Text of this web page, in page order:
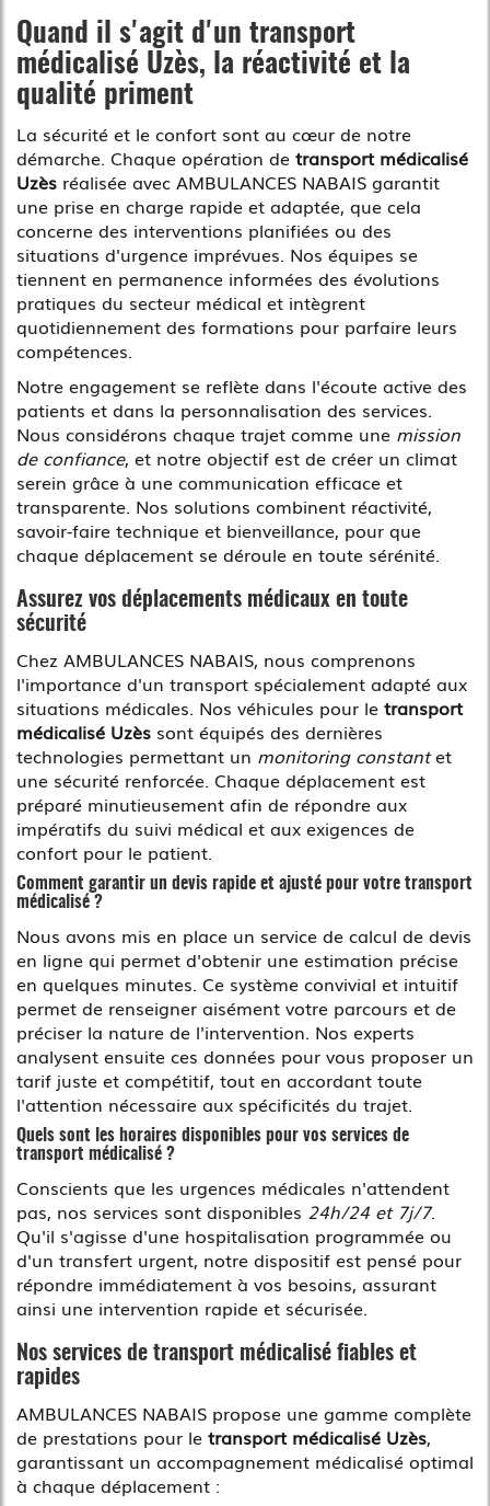
Quand il s'agit d'un transport
médicalisé Uzès, la réactivité et la
qualité priment
La sécurité et le confort sont au cœur de notre
démarche. Chaque opération de transport médicalisé
Uzès réalisée avec AMBULANCES NABAIS garantit
une prise en charge rapide et adaptée, que cela
concerne des interventions planifiées ou des
situations d'urgence imprévues. Nos équipes se
tiennent en permanence informées des évolutions
pratiques du secteur médical et intègrent
quotidiennement des formations pour parfaire leurs
compétences.
Notre engagement se reflète dans l'écoute active des
patients et dans la personnalisation des services.
Nous considérons chaque trajet comme une mission
de confiance, et notre objectif est de créer un climat
serein grâce à une communication efficace et
transparente. Nos solutions combinent réactivité,
savoir-faire technique et bienveillance, pour que
chaque déplacement se déroule en toute sérénité.
Assurez vos déplacements médicaux en toute
sécurité
Chez AMBULANCES NABAIS, nous comprenons
l'importance d'un transport spécialement adapté aux
situations médicales. Nos véhicules pour le transport
médicalisé Uzès sont équipés des dernières
technologies permettant un monitoring constantet
une sécurité renforcée. Chaque déplacement est
préparé minutieusement afin de répondre aux
impératifs du suivi médical et aux exigences de
confort pour le patient.
Comment garantir un devis rapide et ajusté pour votre transport
médicalisé ?
Nous avons mis en place un service de calcul de devis
en ligne qui permet d'obtenir une estimation précise
en quelques minutes. Ce système convivial et intuitif
permet de renseigner aisément votre parcours et de
préciser la nature de l'intervention. Nos experts
analysent ensuite ces données pour vous proposer un
tarif juste et compétitif, tout en accordant toute
l'attention nécessaire aux spécificités du trajet.
Quels sont les horaires disponibles pour vos services de
transport médicalisé ?
Conscients que les urgences médicales n'attendent
pas, nos services sont disponibles 24h/24 et 7j/7.
Qu'il s'agisse d'une hospitalisation programmée ou
d'un transfert urgent, notre dispositif est pensé pour
répondre immédiatement à vos besoins, assurant
ainsi une intervention rapide et sécurisée.
Nos services de transport médicalisé fiables et
rapides
AMBULANCES NABAIS propose une gamme complète
de prestations pour le transport médicalisé Uzès,
garantissant un accompagnement médicalisé optimal
à chaque déplacement :